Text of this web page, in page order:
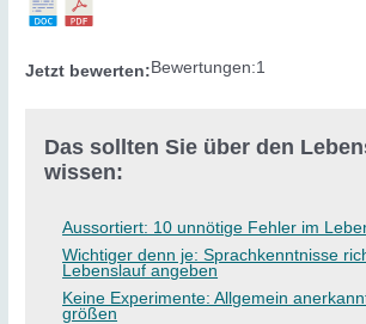
Jetzt bewerten: Bewertungen:1
Das sollten Sie über den
wissen:
Aussortiert: 10 unnötige Fehler im
Wichtiger denn je: Sprachkenntnisse
Lebenslauf angeben
Keine Experimente: Allgemein
größen